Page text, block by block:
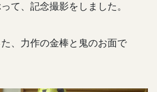
て、記念撮影をしました。
、力作の金棒と鬼のお面で